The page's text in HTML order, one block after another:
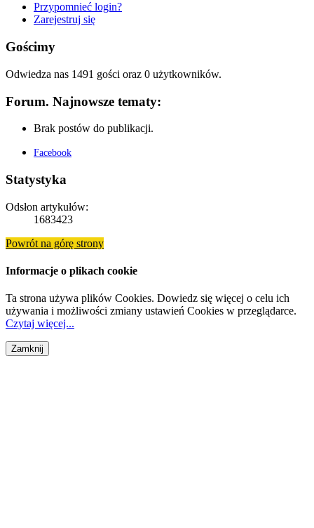
Przypomnieć login?
Zarejestruj się
Gościmy
Odwiedza nas 1491 gości oraz 0 użytkowników.
Forum. Najnowsze tematy:
Brak postów do publikacji.
Facebook
Statystyka
Odsłon artykułów:
1683423
Powrót na górę strony
Informacje o plikach cookie
Ta strona używa plików Cookies. Dowiedz się więcej o celu ich
używania i możliwości zmiany ustawień Cookies w przeglądarce.
Czytaj więcej...